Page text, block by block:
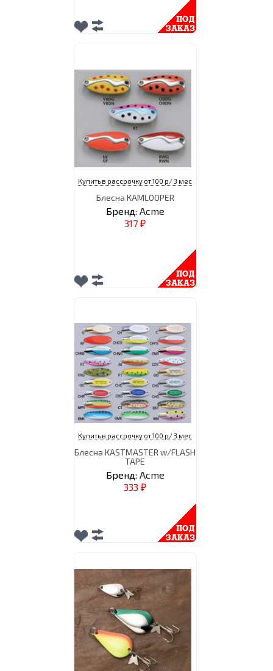
Купить в рассрочку от 100 р/ 3 мес
Блесна KAMLOOPER
Бренд: Acme
317 ₽
Купить в рассрочку от 100 р/ 3 мес
Блесна KASTMASTER w/FLASH
TAPE
Бренд: Acme
333 ₽